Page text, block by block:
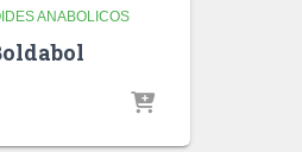
ANABOLICOS